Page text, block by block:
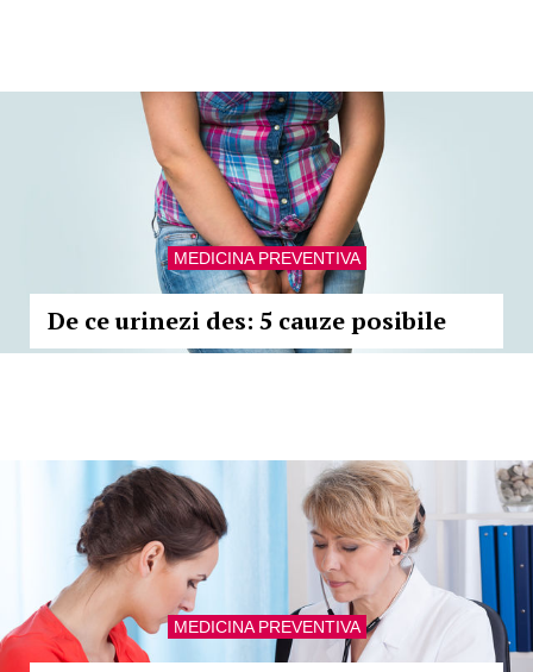
MEDICINA PREVENTIVA
De ce urinezi des: 5 cauze posibile
MEDICINA PREVENTIVA